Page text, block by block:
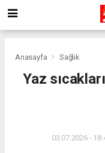
Anasayfa Sağlık
Yaz
03.07.2026 -